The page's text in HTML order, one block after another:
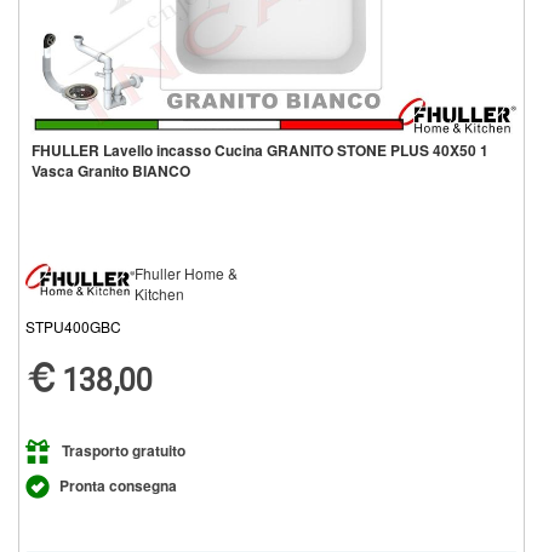
FHULLER Lavello incasso Cucina GRANITO STONE PLUS 40X50 1
Vasca Granito BIANCO
Fhuller Home &
Kitchen
STPU400GBC
138,00
Trasporto gratuito
Pronta consegna